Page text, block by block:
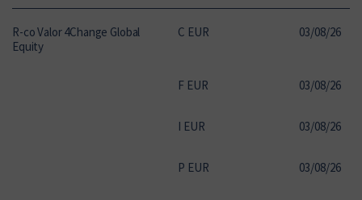
R-co Valor 4Change Global
Equity
C EUR 03/08/26
F EUR 03/08/26
I EUR 03/08/26
P EUR 03/08/26